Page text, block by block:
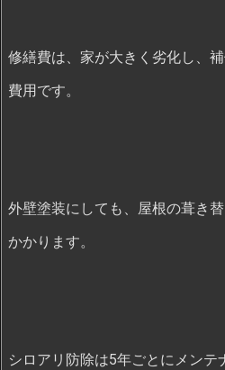
修繕費は、家が大きく劣化し、
費用です。
外壁塗装にしても、屋根の葺き
かかります。
シロアリ防除は5年ごとにメンテ